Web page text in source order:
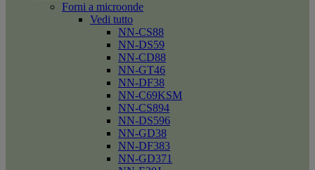
Forni a microonde
Vedi tutto
NN-CS88
NN-DS59
NN-CD88
NN-GT46
NN-DF38
NN-C69KSM
NN-CS894
NN-DS596
NN-GD38
NN-DF383
NN-GD371